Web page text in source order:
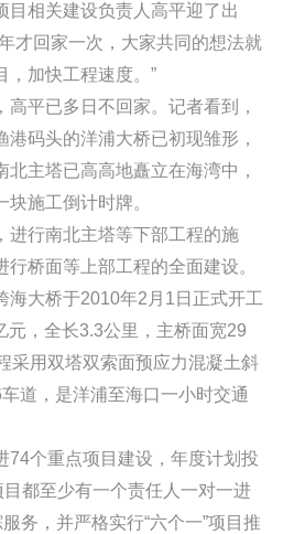
目相关建设负责人高平迎了出
才回家一次，大家共同的想法就
，加快工程速度。”
平已多日不回家。记者看到，
港码头的洋浦大桥已初现雏形，
北主塔已高高地矗立在海湾中，
施工倒计时牌。
行南北主塔等下部工程的施
行桥面等上部工程的全面建设。
大桥于2010年2月1日正式开工
元，全长3.3公里，主桥面宽29
采用双塔双索面预应力混凝土斜
道，是洋浦至海口一小时交通
个重点项目建设，年度计划投
都至少有一个责任人一对一进
务，并严格实行“六个一”项目推